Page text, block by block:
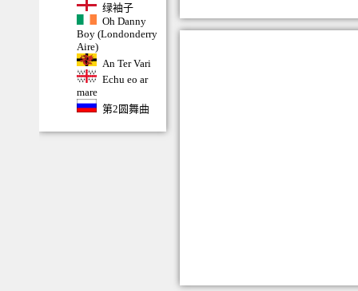
绿袖子
Oh Danny
Boy (Londonderry
Aire)
An Ter Vari
Echu eo ar
mare
第2圆舞曲